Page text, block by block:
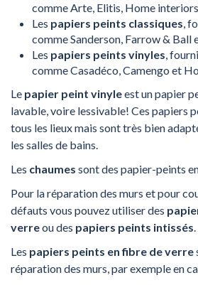
comme Arte, Elitis, Home
Les papiers peints classiques,
comme Sanderson, Farrow & Ball
Les papiers peints vinyles,
comme Casadéco, Camengo et
Le papier peint vinyleest un papier
lavable, voire lessivable! Ces papiers
tous les lieux mais sont très bien
les salles de bains.
Les chaumes sont des papier-peints
Pour la réparation des murs et pour
défauts vous pouvez utiliser des
verreou des papiers peints intissés.
Les papiers peints en fibre de verre
réparation des murs, par exemple en